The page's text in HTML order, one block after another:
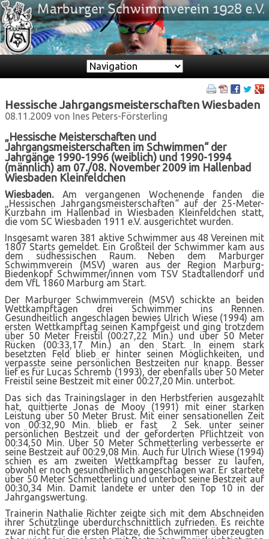
Zielseite
Hessische Jahrgangsmeisterschaften Wiesbaden
08.11.2009 von Ines Peters-Försterling
„Hessische Meisterschaften und
Jahrgangsmeisterschaften im Schwimmen“ der
Jahrgänge 1990-1996 (weiblich) und 1990-1994
(männlich) am 07./08. November 2009 im Hallenbad
Wiesbaden Kleinfeldchen
Wiesbaden. Am vergangenen Wochenende fanden die
„Hessischen Jahrgangsmeisterschaften“ auf der 25-Meter-
Kurzbahn im Hallenbad in Wiesbaden Kleinfeldchen statt,
die vom SC Wiesbaden 1911 e.V. ausgerichtet wurden.
Insgesamt waren 381 aktive Schwimmer aus 48 Vereinen mit
1807 Starts gemeldet. Ein Großteil der Schwimmer kam aus
dem südhessischen Raum. Neben dem Marburger
Schwimmverein (MSV) waren aus der Region Marburg-
Biedenkopf Schwimmer/innen vom TSV Stadtallendorf und
dem VfL 1860 Marburg am Start.
Der Marburger Schwimmverein (MSV) schickte an beiden
Wettkampftagen drei Schwimmer ins Rennen.
Gesundheitlich angeschlagen bewies Ulrich Wiese (1994) am
ersten Wettkampftag seinen Kampfgeist und ging trotzdem
über 50 Meter Freistil (00:27,22 Min.) und über 50 Meter
Rücken (00:33,17 Min.) an den Start. In einem stark
besetzten Feld blieb er hinter seinen Möglichkeiten, und
verpasste seine persönlichen Bestzeiten nur knapp. Besser
lief es für Lucas Schremb (1993), der ebenfalls über 50 Meter
Freistil seine Bestzeit mit einer 00:27,20 Min. unterbot.
Das sich das Trainingslager in den Herbstferien ausgezahlt
hat, quittierte Jonas de Mooy (1991) mit einer starken
Leistung über 50 Meter Brust. Mit einer sensationellen Zeit
von 00:32,90 Min. blieb er fast 2 Sek. unter seiner
persönlichen Bestzeit und der geforderten Pflichtzeit von
00:34,50 Min. Über 50 Meter Schmetterling verbesserte er
seine Bestzeit auf 00:29,08 Min. Auch für Ulrich Wiese (1994)
schien es am zweiten Wettkampftag besser zu laufen,
obwohl er noch gesundheitlich angeschlagen war. Er startete
über 50 Meter Schmetterling und unterbot seine Bestzeit auf
00:30,34 Min. Damit landete er unter den Top 10 in der
Jahrgangswertung.
Trainerin Nathalie Richter zeigte sich mit dem Abschneiden
ihrer Schützlinge überdurchschnittlich zufrieden. Es reichte
zwar nicht für die ersten Plätze, die Schwimmer überzeugten